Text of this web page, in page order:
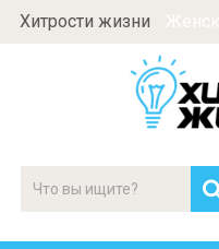
Хитрости жизни